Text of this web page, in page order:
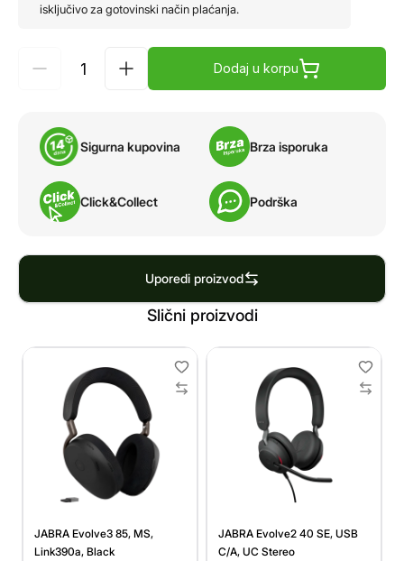
isključivo za gotovinski način plaćanja.
Dodaj u korpu
Sigurna kupovina Brza isporuka
Click&Collect Podrška
Uporedi proizvod
Slični proizvodi
JABRA Evolve3 85, MS,
Link390a, Black
JABRA Evolve2 40 SE, USB
C/A, UC Stereo